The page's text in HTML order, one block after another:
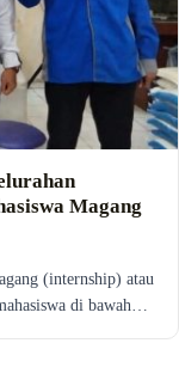
Magang
(internship) atau
di bawah…